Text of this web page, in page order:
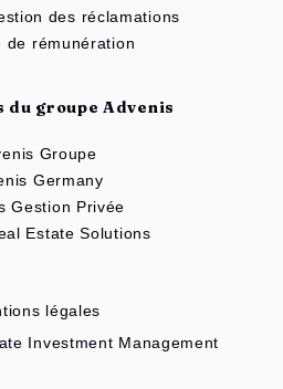
des réclamations
de rémunération
du groupe Advenis
Groupe
Germany
Gestion Privée
Estate Solutions
légales
Investment Management